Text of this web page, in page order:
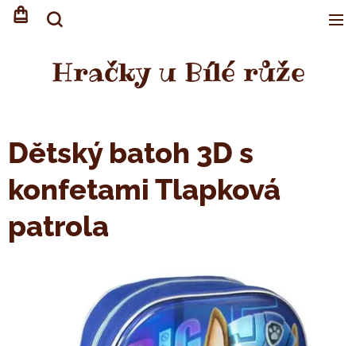
Hračky u Bílé růže
Dětský batoh 3D s
konfetami Tlapková
patrola